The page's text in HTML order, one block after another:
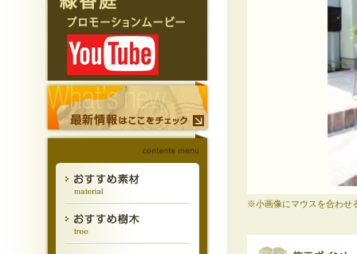
※小画像にマウスを合わせ